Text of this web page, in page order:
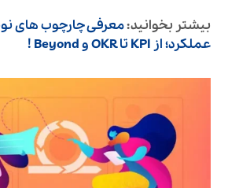
بیشتر بخوانید:معرفی چارچوب‌ های
عملکرد؛ از KPI تا OKR و Beyond !